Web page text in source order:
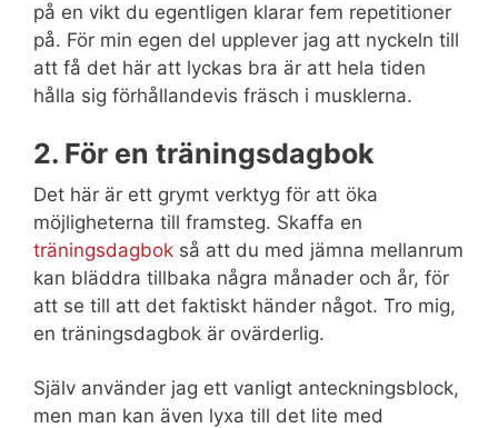
på en vikt du egentligen klarar fem repetitioner
på. För min egen del upplever jag att nyckeln till
att få det här att lyckas bra är att hela tiden
hålla sig förhållandevis fräsch i musklerna.
2. För en träningsdagbok
Det här är ett grymt verktyg för att öka
möjligheterna till framsteg. Skaffa en
träningsdagbok så att du med jämna mellanrum
kan bläddra tillbaka några månader och år, för
att se till att det faktiskt händer något. Tro mig,
en träningsdagbok är ovärderlig.
Själv använder jag ett vanligt anteckningsblock,
men man kan även lyxa till det lite med